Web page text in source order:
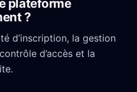
plateforme
?
d’inscription, la gestion
d’accès et la